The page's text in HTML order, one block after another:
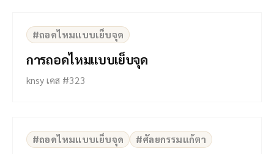
BEFORE
#ถอดไหมแบบเย็บจุด
การถอดไหมแบบเย็บจุด
knsy เคส #323
BEFORE
#ถอดไหมแบบเย็บจุด #ศัลยกรรมแก้ตา